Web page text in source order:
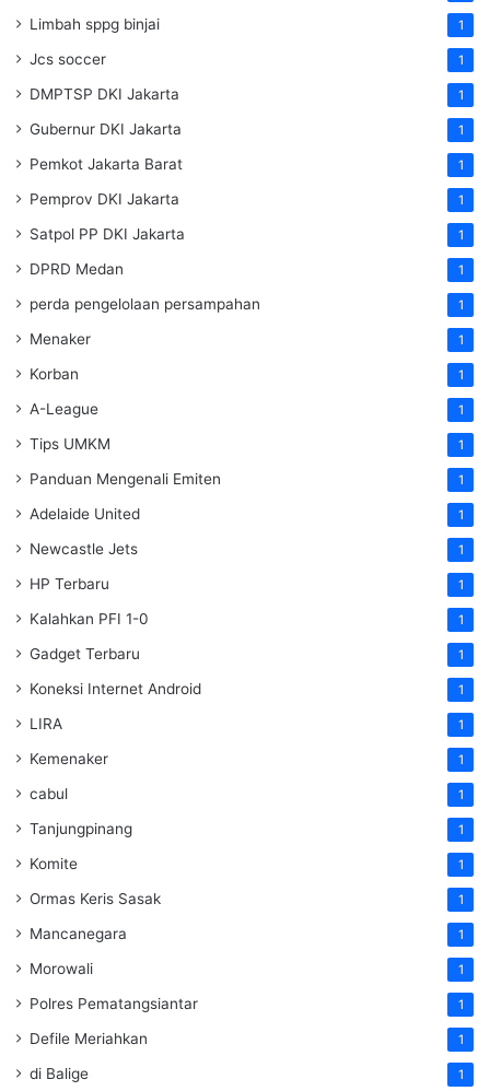
Limbah sppg binjai 1
Jcs soccer 1
DMPTSP DKI Jakarta 1
Gubernur DKI Jakarta 1
Pemkot Jakarta Barat 1
Pemprov DKI Jakarta 1
Satpol PP DKI Jakarta 1
DPRD Medan 1
perda pengelolaan persampahan 1
Menaker 1
Korban 1
A-League 1
Tips UMKM 1
Panduan Mengenali Emiten 1
Adelaide United 1
Newcastle Jets 1
HP Terbaru 1
Kalahkan PFI 1-0 1
Gadget Terbaru 1
Koneksi Internet Android 1
LIRA 1
Kemenaker 1
cabul 1
Tanjungpinang 1
Komite 1
Ormas Keris Sasak 1
Mancanegara 1
Morowali 1
Polres Pematangsiantar 1
Defile Meriahkan 1
di Balige 1